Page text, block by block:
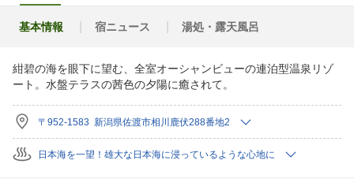
基本情報 宿ニュース 湯処・露天風呂
紺碧の海を眼下に望む、全室オーシャンビューの連泊型温泉リゾ
ート。水盤テラスの茜色の夕陽に癒されて。
〒952-1583 新潟県佐渡市相川鹿伏288番地2
日本海を一望！雄大な日本海に浸っているような心地に